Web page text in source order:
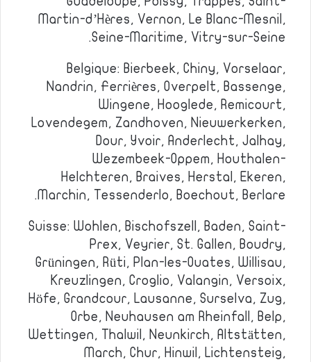
Martin-d’Hères, Vernon, Le Blanc-Mesnil,
Seine-Maritime, Vitry-sur-Seine.
Belgique: Bierbeek, Chiny, Vorselaar,
Nandrin, Ferrières, Overpelt, Bassenge,
Wingene, Hooglede, Remicourt,
Lovendegem, Zandhoven, Nieuwerkerken,
Dour, Yvoir, Anderlecht, Jalhay,
Wezembeek-Oppem, Houthalen-
Helchteren, Braives, Herstal, Ekeren,
Marchin, Tessenderlo, Boechout, Berlare.
Suisse: Wohlen, Bischofszell, Baden, Saint-
Prex, Veyrier, St. Gallen, Boudry,
Grüningen, Rüti, Plan-les-Ouates, Willisau,
Kreuzlingen, Croglio, Valangin, Versoix,
Höfe, Grandcour, Lausanne, Surselva, Zug,
Orbe, Neuhausen am Rheinfall, Belp,
Wettingen, Thalwil, Neunkirch, Altstätten,
March, Chur, Hinwil, Lichtensteig,